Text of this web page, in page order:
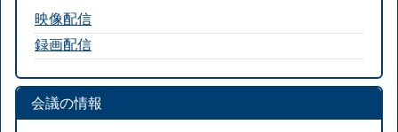
映像配信
録画配信
会議の情報